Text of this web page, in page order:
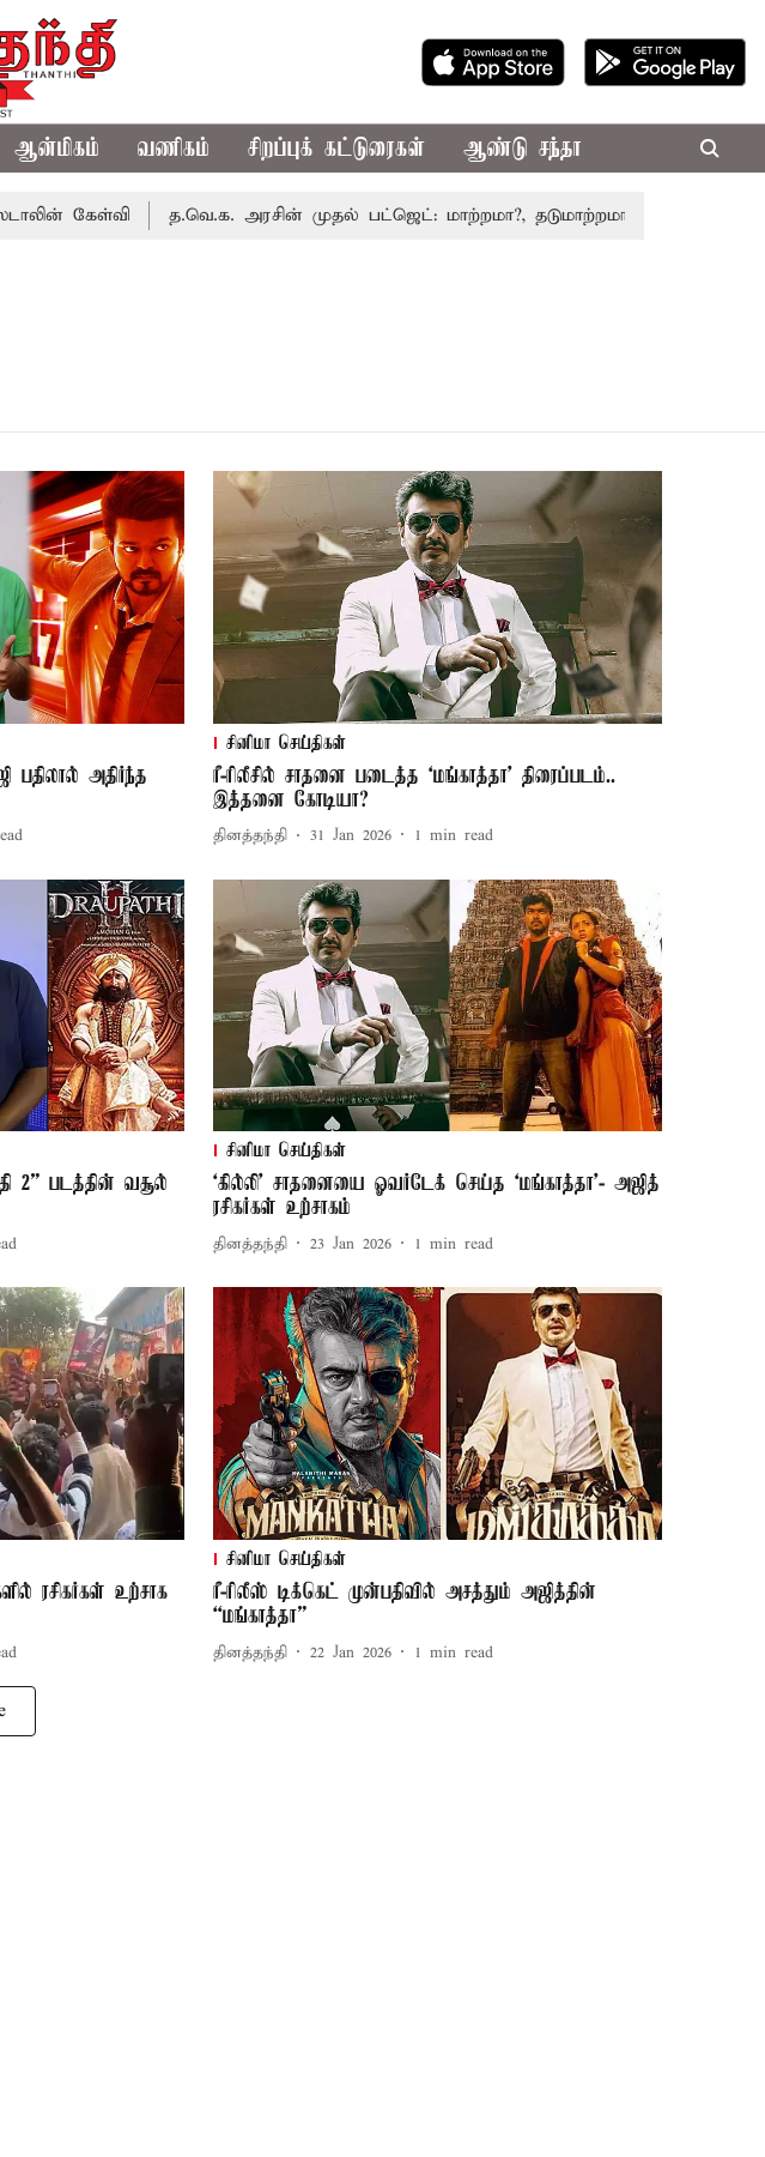
ஆன்மிகம் வணிகம் சிறப்புக் கட்டுரைகள் ஆண்டு சந்தா
கேள்வி த.வெ.க. அரசின் முதல் பட்ஜெட்: மாற்றமா?, தடுமாற்றமா? சட்டசபையில்
பதிலால் அதிர்ந்த
சினிமா செய்திகள்
ரீ-ரிலீசில் சாதனை படைத்த ‘மங்காத்தா’ திரைப்படம்..
இத்தனை கோடியா?
தினத்தந்தி 31 Jan 2026 1 min read
2” படத்தின் வசூல்
சினிமா செய்திகள்
‘கில்லி’ சாதனையை ஓவர்டேக் செய்த ‘மங்காத்தா’- அஜித்
ரசிகர்கள் உற்சாகம்
தினத்தந்தி 23 Jan 2026 1 min read
ரசிகர்கள் உற்சாக
சினிமா செய்திகள்
ரீ-ரிலீஸ் டிக்கெட் முன்பதிவில் அசத்தும் அஜித்தின்
“மங்காத்தா”
தினத்தந்தி 22 Jan 2026 1 min read